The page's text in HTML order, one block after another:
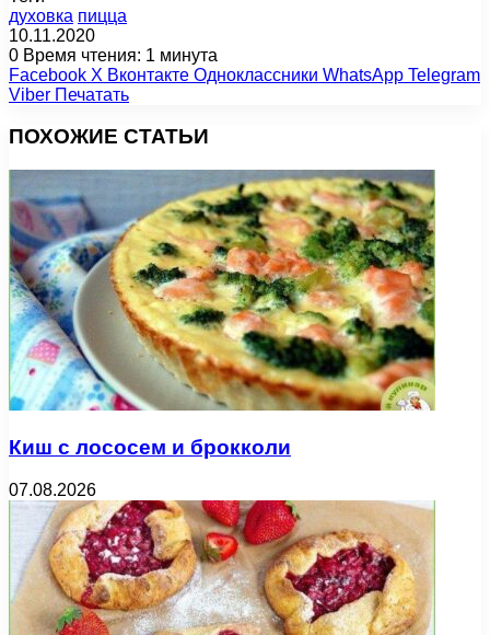
духовка пицца
10.11.2020
0 Время чтения: 1 минута
Facebook X Вконтакте Одноклассники WhatsApp Telegram
Viber Печатать
ПОХОЖИЕ СТАТЬИ
Киш с лососем и брокколи
07.08.2026